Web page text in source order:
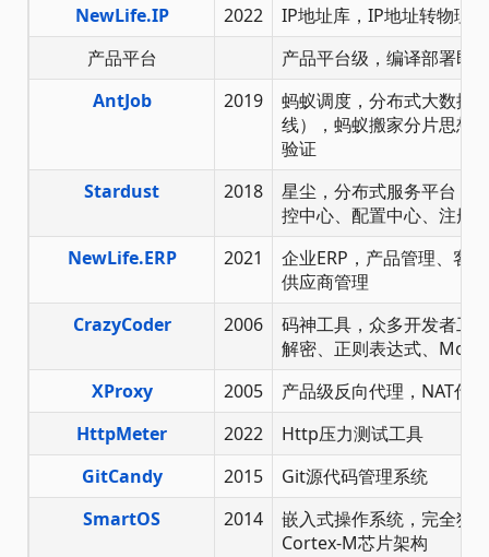
NewLife.IP 2022
IP地址库，IP地址转物理
产品平台
产品平台级，编译部署即
AntJob
2019
蚂蚁调度，分布式大数据
线），蚂蚁搬家分片思想
验证
Stardust
2018
星尘，分布式服务平台，
控中心、配置中心、注册
NewLife.ERP
2021
企业ERP，产品管理、客
供应商管理
CrazyCoder
2006
码神工具，众多开发者工
解密、正则表达式、
XProxy
2005
产品级反向代理，NAT代
HttpMeter
2022
Http压力测试工具
GitCandy
2015
Git源代码管理系统
SmartOS
2014
嵌入式操作系统，完全独
Cortex-M芯片架构